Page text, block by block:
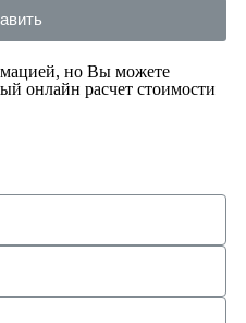
но Вы можете
онлайн расчет стоимости